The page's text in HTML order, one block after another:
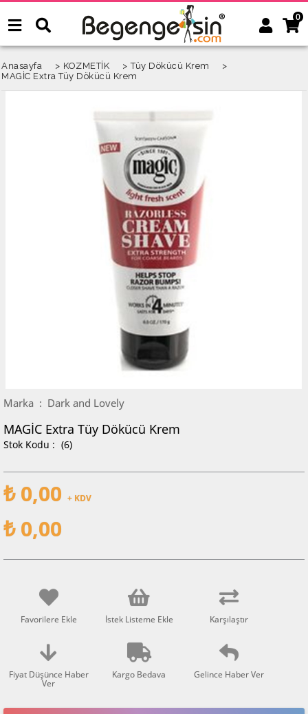
0
Anasayfa > KOZMETİK > Tüy Dökücü Krem
>
MAGİC Extra Tüy Dökücü Krem
Marka : Dark and Lovely
MAGİC Extra Tüy Dökücü Krem
(6)
₺ 0,00 + KDV
₺ 0,00
Favorilere Ekle İstek Listeme Ekle Karşılaştır
Fiyat Düşünce Haber
Ver
Kargo Bedava Gelince Haber Ver